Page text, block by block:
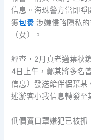
信息。海珠警方當即睜
獲包養 涉嫌侵略隱私
（女）。
經查，2月真老邁葉秋
4日上午，鄭某將多名
信息）發送給伴侶葉某
述游客小我信息轉發至
低價賣口罩嫌犯已被抓